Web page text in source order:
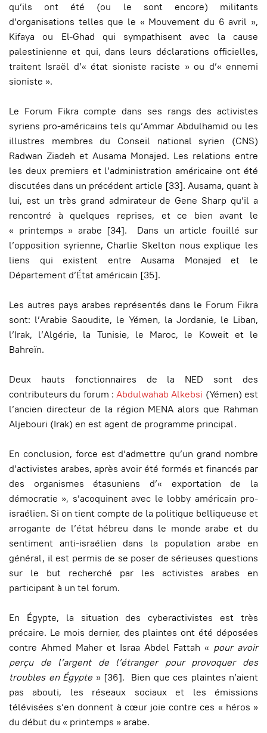
qu’ils ont été (ou le sont encore) militants
d’organisations telles que le « Mouvement du 6 avril »,
Kifaya ou El-Ghad qui sympathisent avec la cause
palestinienne et qui, dans leurs déclarations officielles,
traitent Israël d’« état sioniste raciste » ou d’« ennemi
sioniste ».
Le Forum Fikra compte dans ses rangs des activistes
syriens pro-américains tels qu’Ammar Abdulhamid ou les
illustres membres du Conseil national syrien (CNS)
Radwan Ziadeh et Ausama Monajed. Les relations entre
les deux premiers et l’administration américaine ont été
discutées dans un précédent article [33]. Ausama, quant à
lui, est un très grand admirateur de Gene Sharp qu’il a
rencontré à quelques reprises, et ce bien avant le
« printemps » arabe [34]. Dans un article fouillé sur
l’opposition syrienne, Charlie Skelton nous explique les
liens qui existent entre Ausama Monajed et le
Département d’État américain [35].
Les autres pays arabes représentés dans le Forum Fikra
sont: l’Arabie Saoudite, le Yémen, la Jordanie, le Liban,
l’Irak, l’Algérie, la Tunisie, le Maroc, le Koweit et le
Bahreïn.
Deux hauts fonctionnaires de la NED sont des
contributeurs du forum :Abdulwahab Alkebsi (Yémen) est
l’ancien directeur de la région MENA alors que Rahman
Aljebouri (Irak) en est agent de programme principal.
En conclusion, force est d’admettre qu’un grand nombre
d’activistes arabes, après avoir été formés et financés par
des organismes étasuniens d’« exportation de la
démocratie », s’acoquinent avec le lobby américain pro-
israélien. Si on tient compte de la politique belliqueuse et
arrogante de l’état hébreu dans le monde arabe et du
sentiment anti-israélien dans la population arabe en
général, il est permis de se poser de sérieuses questions
sur le but recherché par les activistes arabes en
participant à un tel forum.
En Égypte, la situation des cyberactivistes est très
précaire. Le mois dernier, des plaintes ont été déposées
contre Ahmed Maher et Israa Abdel Fattah « pour avoir
perçu de l’argent de l’étranger pour provoquer des
troubles en Égypte » [36]. Bien que ces plaintes n’aient
pas abouti, les réseaux sociaux et les émissions
télévisées s’en donnent à cœur joie contre ces « héros »
du début du « printemps » arabe.